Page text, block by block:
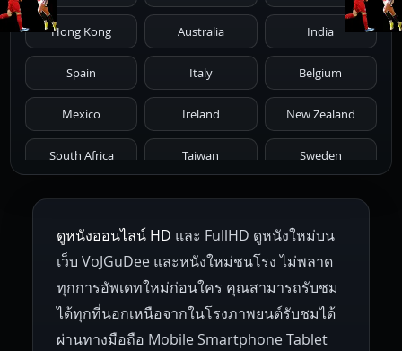
1976 1975 1974 1973 1972
1971 1970 1969 1968 1967
1966 1965 1964 1963 1962
1959 1955
1945 1942 1941 1940 1939
1938 1937 1930 1928 1916
Hong Kong Australia India
Spain Italy Belgium
Mexico Ireland New Zealand
South Africa Taiwan Sweden
Netherlands Russia Poland
Hungary Denmark Bulgaria
Czech Republic Brazil Turkey
ดูหนังออนไลน์ HD และ FullHD ดูหนังใหม่บน
เว็บ VoJGuDee และหนังใหม่ชนโรง ไม่พลาด
ทุกการอัพเดทใหม่ก่อนใคร คุณสามารถรับชม
ได้ทุกที่นอกเหนือจากในโรงภาพยนต์รับชมได้
ผ่านทางมือถือ Mobile Smartphone Tablet